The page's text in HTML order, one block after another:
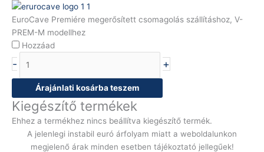
EuroCave Premiére megerősített csomagolás szállításhoz, V-
PREM-M modellhez
Hozzáad
- +
Árajánlati kosárba teszem
Kiegészítő termékek
Ehhez a termékhez nincs beállítva kiegészítő termék.
A jelenlegi instabil euró árfolyam miatt a weboldalunkon
megjelenő árak minden esetben tájékoztató jellegűek!